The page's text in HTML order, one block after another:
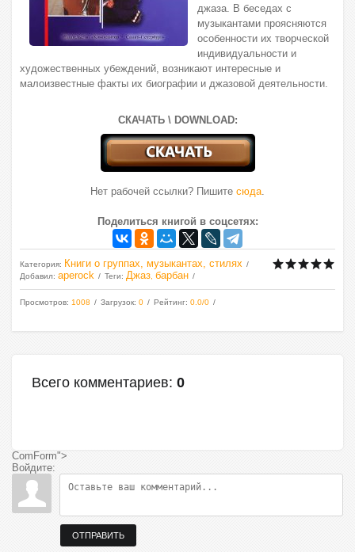
джаза. В беседах с
музыкантами проясняются
особенности их творческой
индивидуальности и
художественных убеждений, возникают интересные и
малоизвестные факты их биографии и джазовой деятельности.
СКАЧАТЬ \ DOWNLOAD:
Нет рабочей ссылки? Пишите сюда.
Поделиться книгой в соцсетях:
Категория: Книги о группах, музыкантах, стилях
Добавил: aperock Теги: Джаз барбан
Просмотров: 1008 Загрузок: 0 Рейтинг: 0.0/0
Всего комментариев: 0
ComForm">
Войдите:
ОТПРАВИТЬ